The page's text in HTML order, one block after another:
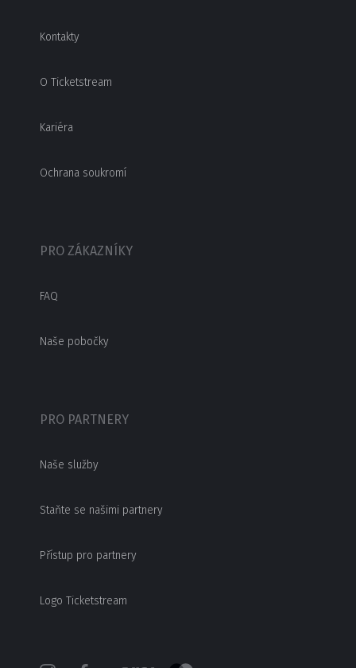
Kontakty
O Ticketstream
Kariéra
Ochrana soukromí
PRO ZÁKAZNÍKY
FAQ
Naše pobočky
PRO PARTNERY
Naše služby
Staňte se našimi partnery
Přístup pro partnery
Logo Ticketstream